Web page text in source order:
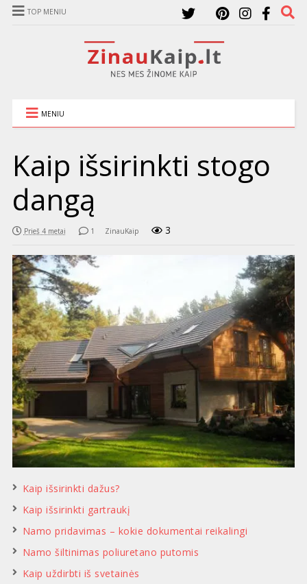
TOP MENIU
MENIU
Kaip išsirinkti stogo
dangą
Prieš 4 metai 1 ZinauKaip 3
Kaip išsirinkti dažus?
Kaip išsirinkti gartraukį
Namo pridavimas – kokie dokumentai reikalingi
Namo šiltinimas poliuretano putomis
Kaip uždirbti iš svetainės